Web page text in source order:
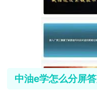
中油e学怎么分屏